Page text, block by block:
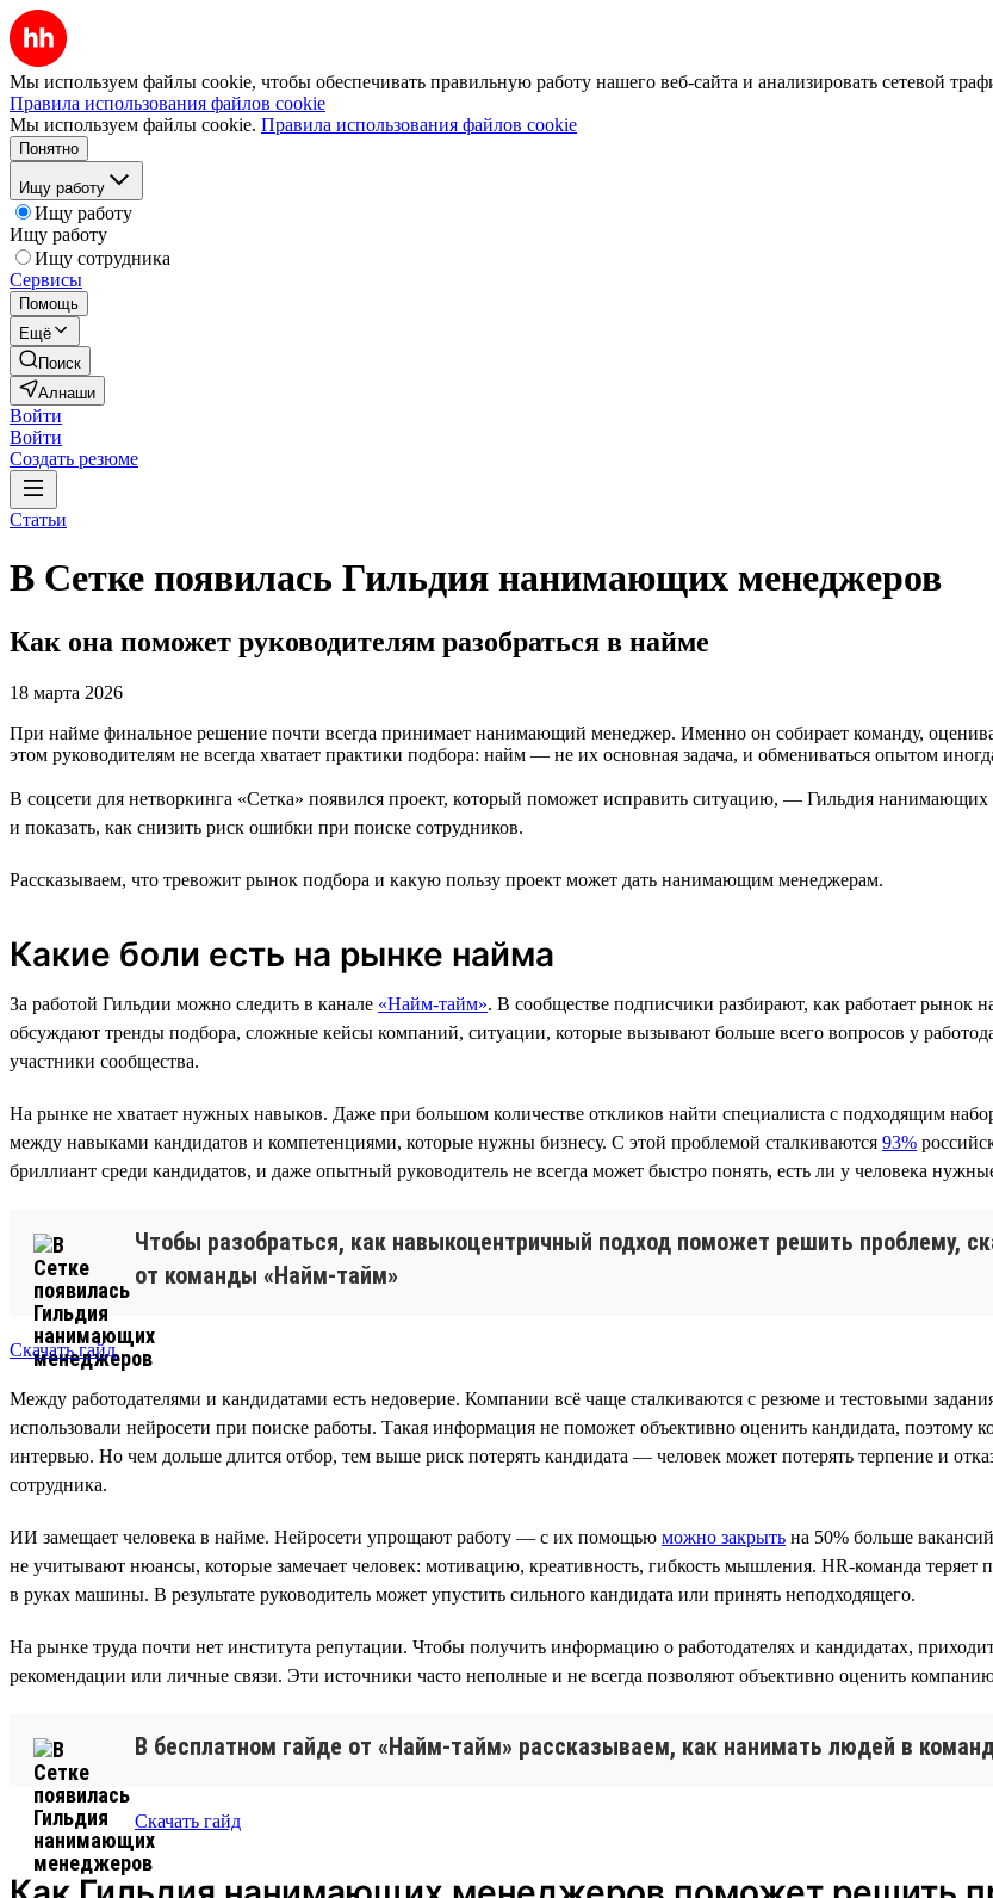
Мы используем файлы cookie, чтобы обеспечивать правильную работу нашего веб-сайта и анализировать сетевой
Правила использования файлов cookie
Мы используем файлы cookie. Правила использования файлов cookie
Понятно
Ищу работу
Ищу работу
Ищу работу
Ищу сотрудника
Сервисы
Помощь
Ещё
Поиск
Алнаши
Войти
Войти
Создать резюме
Статьи
В Сетке появилась Гильдия нанимающих менеджеров
Как она поможет руководителям разобраться в найме
18 марта 2026
При найме финальное решение почти всегда принимает нанимающий менеджер. Именно он собирает команду,
этом руководителям не всегда хватает практики подбора: найм — не их основная задача, и обмениваться опытом
В соцсети для нетворкинга «Сетка» появился проект, который поможет исправить ситуацию, — Гильдия
и показать, как снизить риск ошибки при поиске сотрудников.
Рассказываем, что тревожит рынок подбора и какую пользу проект может дать нанимающим менеджерам.
Какие боли есть на рынке найма
За работой Гильдии можно следить в канале «Найм-тайм». В сообществе подписчики разбирают, как работает
обсуждают тренды подбора, сложные кейсы компаний, ситуации, которые вызывают больше всего вопросов у
участники сообщества.
На рынке не хватает нужных навыков. Даже при большом количестве откликов найти специалиста с подходящим
между навыками кандидатов и компетенциями, которые нужны бизнесу. С этой проблемой сталкиваются 93%
бриллиант среди кандидатов, и даже опытный руководитель не всегда может быстро понять, есть ли у человека
Чтобы разобраться, как навыкоцентричный подход поможет решить проблему,
от команды «Найм-тайм»
Скачать гайд
Между работодателями и кандидатами есть недоверие. Компании всё чаще сталкиваются с резюме и тестовыми
использовали нейросети при поиске работы. Такая информация не поможет объективно оценить кандидата, поэтому
интервью. Но чем дольше длится отбор, тем выше риск потерять кандидата — человек может потерять терпение и
сотрудника.
ИИ замещает человека в найме. Нейросети упрощают работу — с их помощью можно закрыть на 50% больше
не учитывают нюансы, которые замечает человек: мотивацию, креативность, гибкость мышления. HR-команда
в руках машины. В результате руководитель может упустить сильного кандидата или принять неподходящего.
На рынке труда почти нет института репутации. Чтобы получить информацию о работодателях и кандидатах,
рекомендации или личные связи. Эти источники часто неполные и не всегда позволяют объективно оценить
В бесплатном гайде от «Найм-тайм» рассказываем, как нанимать людей в
Скачать гайд